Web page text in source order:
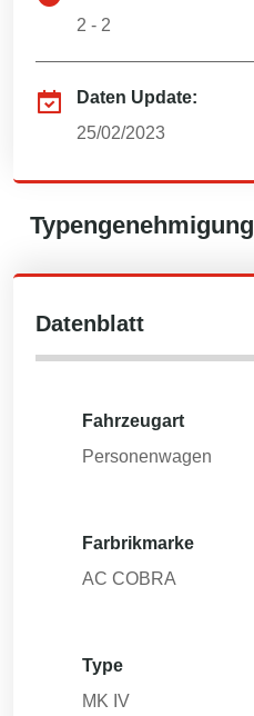
2 - 2
Daten Update:
25/02/2023
Typengenehmigung
Datenblatt
Fahrzeugart
Personenwagen
Farbrikmarke
AC COBRA
Type
MK IV